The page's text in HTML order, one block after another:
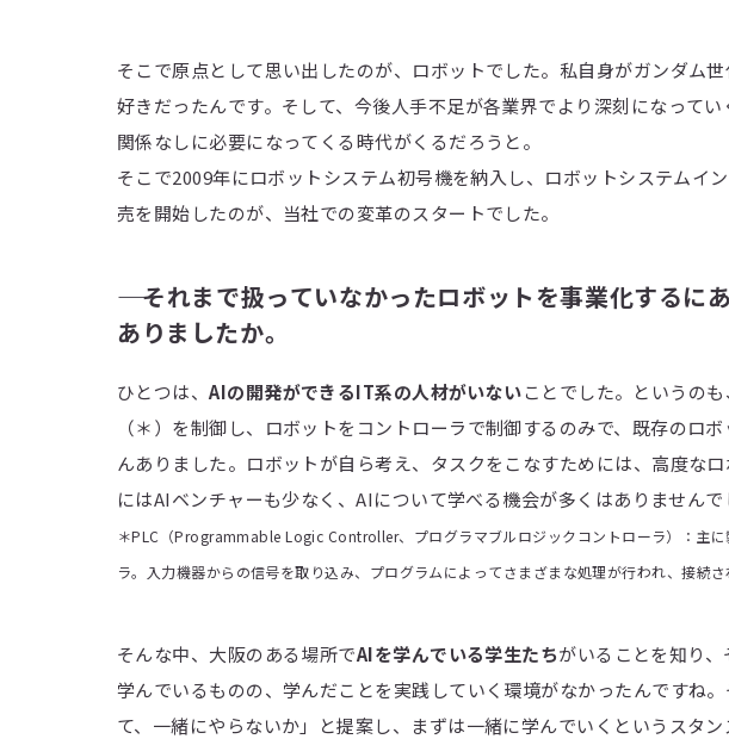
そこで原点として思い出したのが、ロボットでした。私自身がガンダム
好きだったんです。そして、今後人手不足が各業界でより深刻になって
関係なしに必要になってくる時代がくるだろうと。
そこで2009年にロボットシステム初号機を納入し、ロボットシステムイ
売を開始したのが、当社での変革のスタートでした。
―― それまで扱っていなかったロボットを事業化するに
ありましたか。
ひとつは、AIの開発ができるIT系の人材がいないことでした。というの
（＊）を制御し、ロボットをコントローラで制御するのみで、既存のロ
んありました。ロボットが自ら考え、タスクをこなすためには、高度な
にはAIベンチャーも少なく、AIについて学べる機会が多くはありませんで
＊PLC（Programmable Logic Controller、プログラマブルロジックコントローラ）：主
ラ。入力機器からの信号を取り込み、プログラムによってさまざまな処理が行われ、接続さ
そんな中、大阪のある場所でAIを学んでいる学生たちがいることを知り
学んでいるものの、学んだことを実践していく環境がなかったんですね
て、一緒にやらないか」と提案し、まずは一緒に学んでいくというスタン